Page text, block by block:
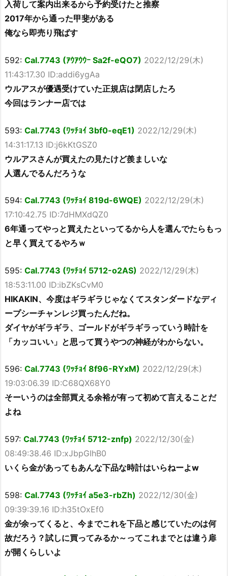
入荷して案内出来るから予約受けたと推察
2017年から通った甲斐がある
俺なら即売り飛ばす
592: Cal.7743 (ｱｳｱｳｳｰ Sa2f-eQO7) 2022/12/29(木)
11:43:17.30 ID:addi6ygAa
ウルアスが優遇受けていた正規店は閉店したろ
今回はランナー店では
593: Cal.7743 (ﾜｯﾁｮｲ 3bf0-eqE1) 2022/12/29(木)
14:31:17.13 ID:j6kKtGSZ0
ウルアスさんが買えたの見たけど羨ましいな
人選んでるんだろうな
594: Cal.7743 (ﾜｯﾁｮｲ 819d-6WQE) 2022/12/29(木)
17:10:42.75 ID:7dHMXdQZ0
6年通ってやっと買えたといってるから人を選んでたらもっ
と早く買えてるやろｗ
595: Cal.7743 (ﾜｯﾁｮｲ 5712-o2AS) 2022/12/29(木)
18:53:11.00 ID:ibZKsCvM0
HIKAKIN、今度はギラギラじゃなくてスタンダードなディ
ープシーチャンレジ買ったんだね。
ダイヤがギラギラ、ゴールドがギラギラっていう時計を
「カッコいい」と思って買うやつの神経がわからない。
596: Cal.7743 (ﾜｯﾁｮｲ 8f96-RYxM) 2022/12/29(木)
19:03:06.39 ID:C68QX68Y0
そーいうのは全部買える余裕が有って初めて言えることだ
よね
597: Cal.7743 (ﾜｯﾁｮｲ 5712-znfp) 2022/12/30(金)
08:49:38.46 ID:xJbpGIhB0
いくら金があってもあんな下品な時計はいらねーよw
598: Cal.7743 (ﾜｯﾁｮｲ a5e3-rbZh) 2022/12/30(金)
09:39:39.16 ID:h35tOxEf0
金が余ってくると、今までこれを下品と感じていたのは何
故だろう？試しに買ってみるか～ってこれまでとは違う扉
が開くらしいよ